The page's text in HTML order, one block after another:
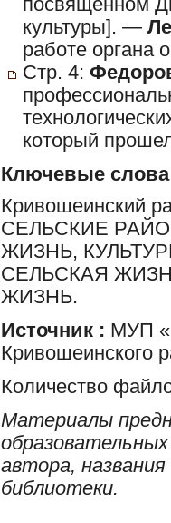
посвященном
культуры]. —
работе органа
Стр. 4:
который
Ключевые слова
Кривошеинский
СЕЛЬСКИЕ
ЖИЗНЬ,
СЕЛЬСКАЯ
ЖИЗНЬ.
Источник : МУП
Кривошеинского
Количество
Материалы
автора,
библиотеки.